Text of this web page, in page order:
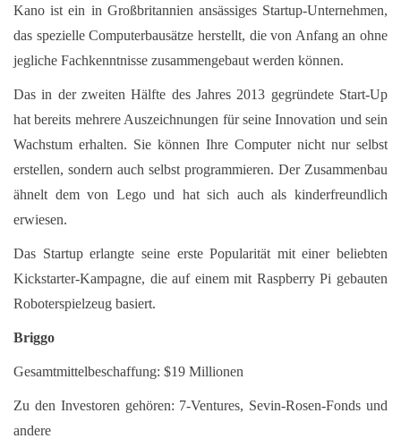
Kano ist ein in Großbritannien ansässiges Startup-Unternehmen,
das spezielle Computerbausätze herstellt, die von Anfang an ohne
jegliche Fachkenntnisse zusammengebaut werden können.
Das in der zweiten Hälfte des Jahres 2013 gegründete Start-Up
hat bereits mehrere Auszeichnungen für seine Innovation und sein
Wachstum erhalten. Sie können Ihre Computer nicht nur selbst
erstellen, sondern auch selbst programmieren. Der Zusammenbau
ähnelt dem von Lego und hat sich auch als kinderfreundlich
erwiesen.
Das Startup erlangte seine erste Popularität mit einer beliebten
Kickstarter-Kampagne, die auf einem mit Raspberry Pi gebauten
Roboterspielzeug basiert.
Briggo
Gesamtmittelbeschaffung: $19 Millionen
Zu den Investoren gehören: 7-Ventures, Sevin-Rosen-Fonds und
andere